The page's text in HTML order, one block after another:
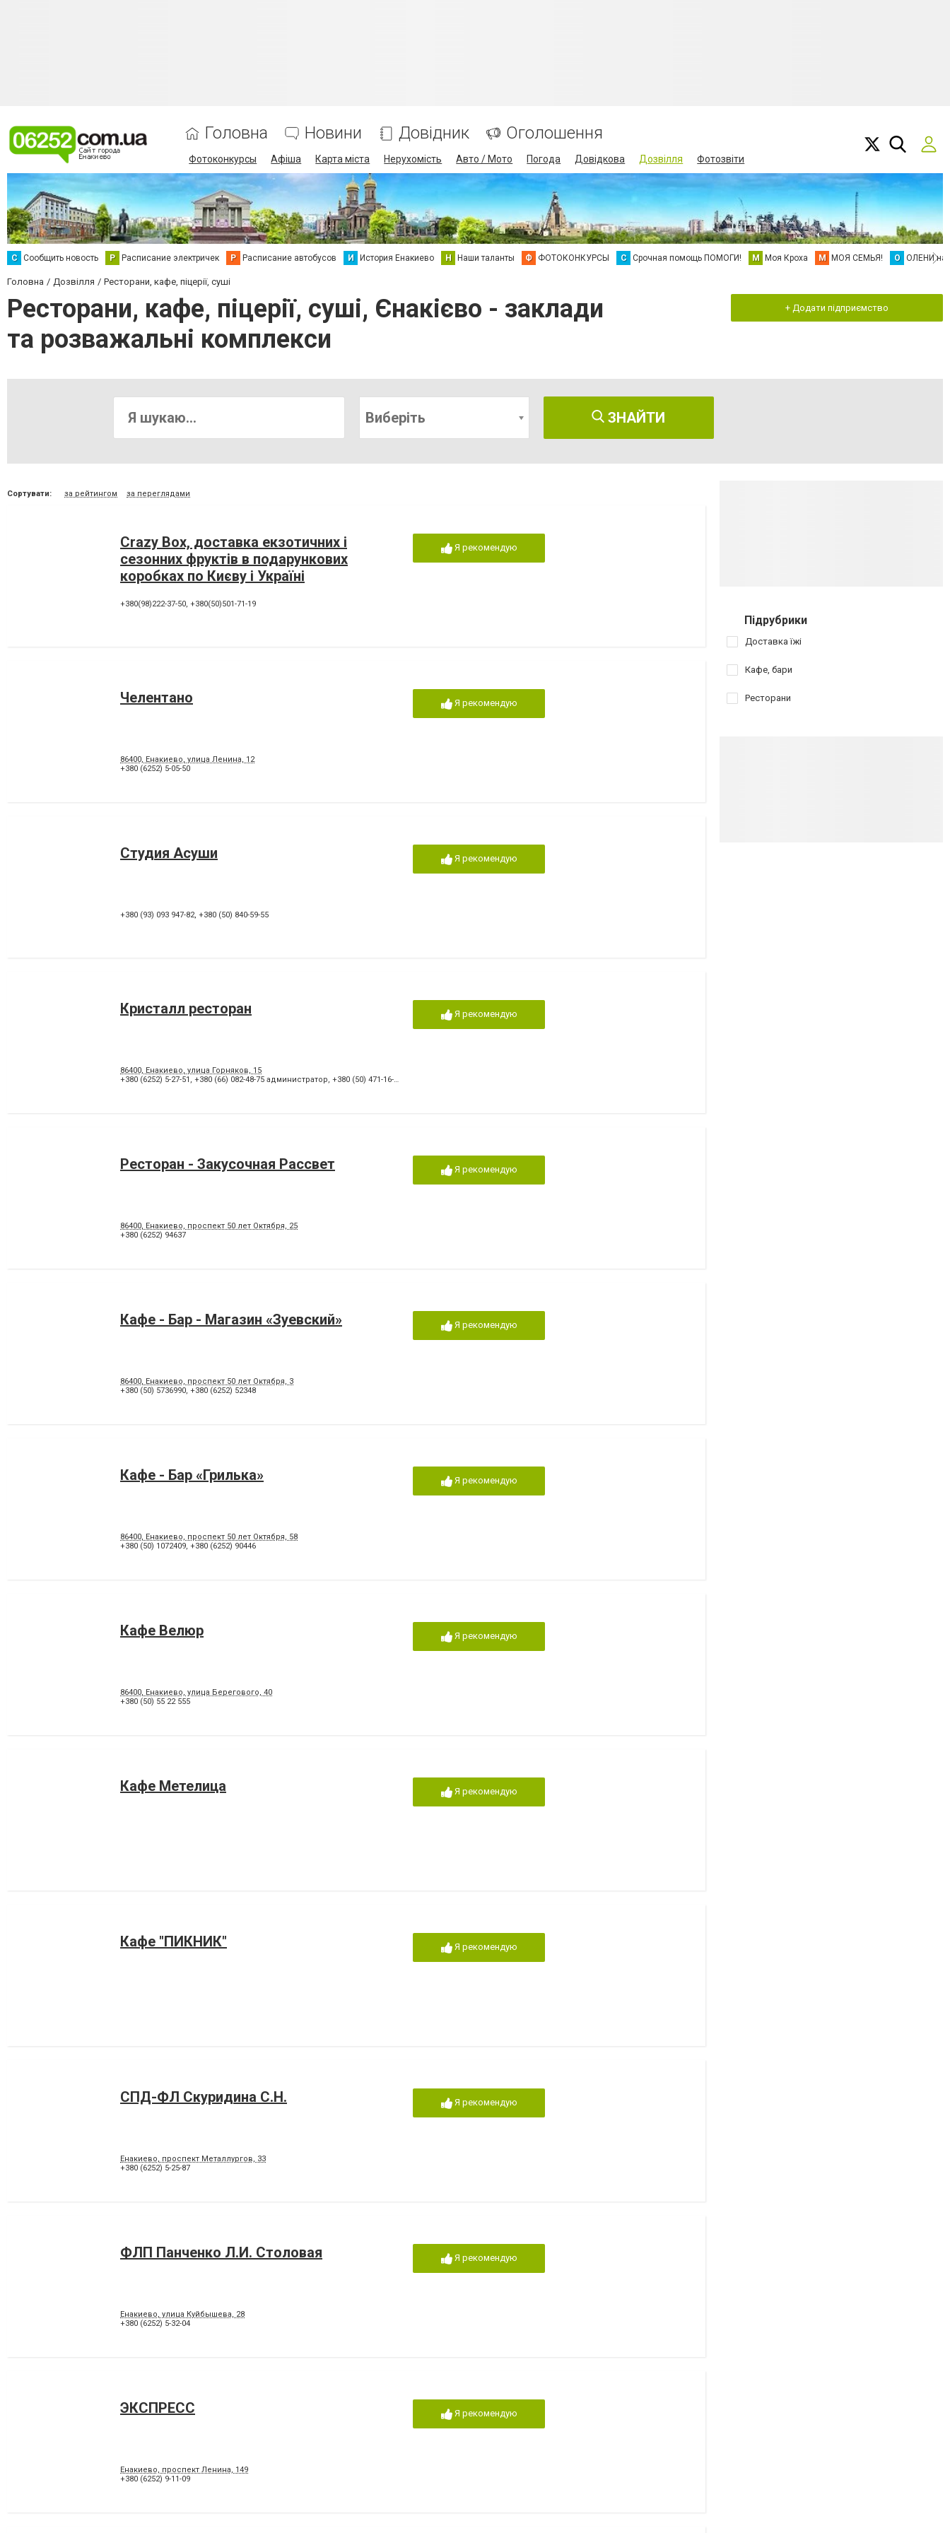
Головна Новини Довідник Оголошення
Фотоконкурсы Афіша Карта міста Нерухомість Авто / Мото Погода Довідкова Дозвілля Фотозвіти
С Сообщить новость Р Расписание электричек Р Расписание автобусов И История Енакиево Н Наши таланты Ф ФОТОКОНКУРСЫ С Срочная помощь ПОМОГИ! М Моя Кроха М МОЯ СЕМЬЯ! О ОЛЕНИ на
Головна Дозвілля Ресторани, кафе, піцерії, суші
Ресторани, кафе, піцерії, суші, Єнакієво - заклади
та розважальні комплекси
+ Додати підприємство
Виберіть ЗНАЙТИ
Сортувати: за рейтингом за переглядами
Crazy Box, доставка екзотичних і
сезонних фруктів в подарункових
коробках по Києву і Україні
+380(98)222-37-50, +380(50)501-71-19
Я рекомендую
Челентано
86400, Енакиево, улица Ленина, 12
+380 (6252) 5-05-50
Я рекомендую
Студия Асуши
+380 (93) 093 947-82, +380 (50) 840-59-55
Я рекомендую
Кристалл ресторан
86400, Енакиево, улица Горняков, 15
+380 (6252) 5-27-51 , +380 (66) 082-48-75 администратор, +380 (50) 471-16-60 директор
Я рекомендую
Ресторан - Закусочная Рассвет
86400, Енакиево, проспект 50 лет Октября, 25
+380 (6252) 94637
Я рекомендую
Кафе - Бар - Магазин «Зуевский»
86400, Енакиево, проспект 50 лет Октября, 3
+380 (50) 5736990, +380 (6252) 52348
Я рекомендую
Кафе - Бар «Грилька»
86400, Енакиево, проспект 50 лет Октября, 58
+380 (50) 1072409, +380 (6252) 90446
Я рекомендую
Кафе Велюр
86400, Енакиево, улица Берегового, 40
+380 (50) 55 22 555
Я рекомендую
Кафе Метелица Я рекомендую
Кафе "ПИКНИК" Я рекомендую
СПД-ФЛ Скуридина С.Н.
Енакиево, проспект Металлургов, 33
+380 (6252) 5-25-87
Я рекомендую
ФЛП Панченко Л.И. Столовая
Енакиево, улица Куйбышева, 28
+380 (6252) 5-32-04
Я рекомендую
ЭКСПРЕСС
Енакиево, проспект Ленина, 149
+380 (6252) 9-11-09
Я рекомендую
Підрубрики
Доставка їжі
Кафе, бари
Ресторани